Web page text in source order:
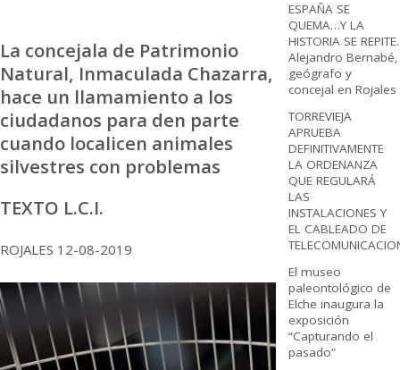
La concejala de Patrimonio
Natural, Inmaculada Chazarra,
hace un llamamiento a los
ciudadanos para den parte
cuando localicen animales
silvestres con problemas
TEXTO L.C.I.
ROJALES 12-08-2019
ESPAÑA SE
QUEMA…Y LA
HISTORIA SE REPITE.
Alejandro Bernabé,
geógrafo y
concejal en Rojales
TORREVIEJA
APRUEBA
DEFINITIVAMENTE
LA ORDENANZA
QUE REGULARÁ
LAS
INSTALACIONES Y
EL CABLEADO DE
El museo
paleontológico de
Elche inaugura la
exposición
“Capturando el
pasado”